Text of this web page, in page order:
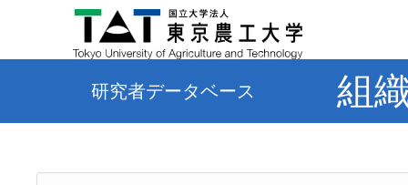
研究者データベース 組